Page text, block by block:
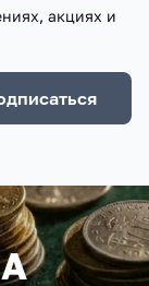
акциях и